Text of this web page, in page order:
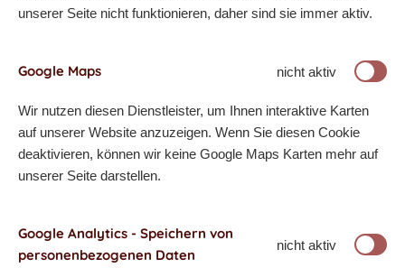
unserer Seite nicht funktionieren, daher sind sie immer aktiv.
Google Maps nicht aktiv
Wir nutzen diesen Dienstleister, um Ihnen interaktive Karten
auf unserer Website anzuzeigen. Wenn Sie diesen Cookie
deaktivieren, können wir keine Google Maps Karten mehr auf
unserer Seite darstellen.
Google Analytics - Speichern von
personenbezogenen Daten
nicht aktiv